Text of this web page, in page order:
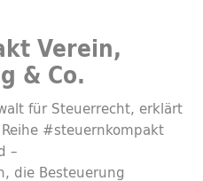
Verein,
& Co.
für Steuerrecht, erklärt
#steuernkompakt
–
die Besteuerung